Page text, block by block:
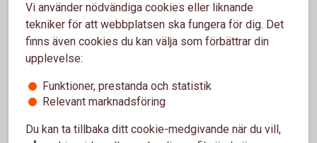
Håkan Windahl
Vi använder nödvändiga cookies eller liknande
tekniker för att webbplatsen ska fungera för dig. Det
finns även cookies du kan välja som förbättrar din
upplevelse:
Funktioner, prestanda och statistik
Relevant marknadsföring
Du kan ta tillbaka ditt cookie-medgivande när du vill,